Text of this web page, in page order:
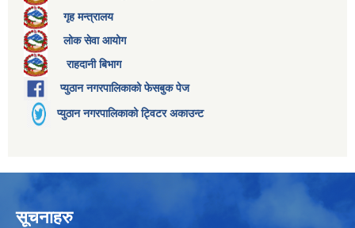
गृह मन्त्रालय
लोक सेवा आयोग
राहदानी बिभाग
प्युठान नगरपालिकाको फेसबुक पेज
प्युठान नगरपालिकाको ट्विटर अकाउन्ट
सूचनाहरु